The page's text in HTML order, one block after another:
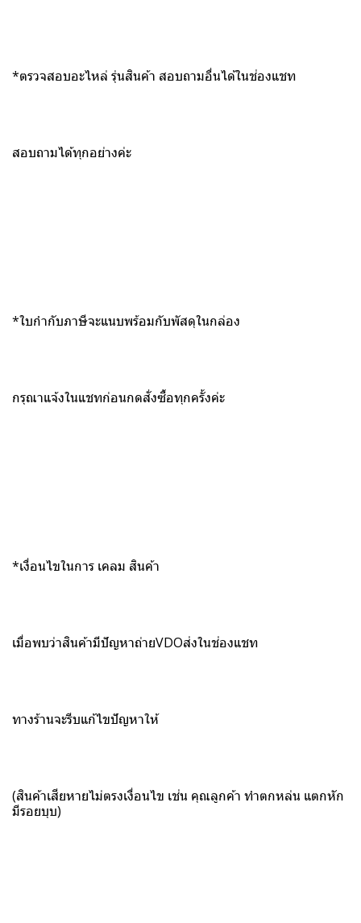
*ตรวจสอบอะไหล่ รุ่นสินค้า สอบถามอื่นได้ในช่องแชท
สอบถามได้ทุกอย่างค่ะ
*ใบกำกับภาษีจะแนบพร้อมกับพัสดุในกล่อง
กรุณาแจ้งในแชทก่อนกดสั่งซื้อทุกครั้งค่ะ
*เงื่อนไขในการ เคลม สินค้า
เมื่อพบว่าสินค้ามีปัญหาถ่ายVDOส่งในช่องแชท
ทางร้านจะรีบแก้ไขปัญหาให้
(สินค้าเสียหายไม่ตรงเงื่อนไข เช่น คุณลูกค้า ทำตกหล่น แตกหัก
มีรอยบุบ)